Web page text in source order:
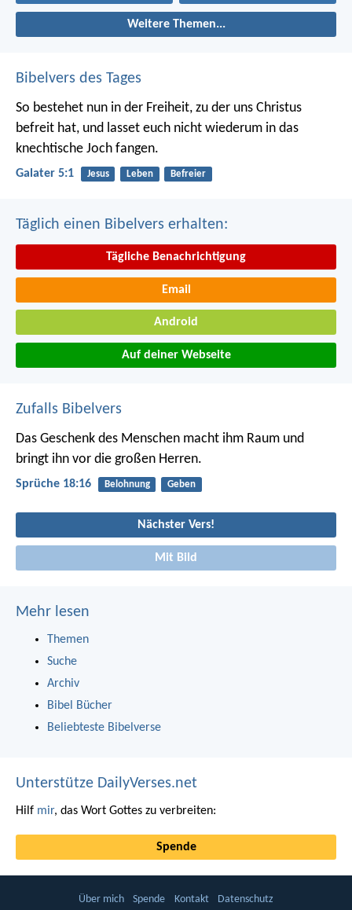
Weitere Themen...
Bibelvers des Tages
So bestehet nun in der Freiheit, zu der uns Christus
befreit hat, und lasset euch nicht wiederum in das
knechtische Joch fangen.
Galater 5:1 Jesus Leben Befreier
Täglich einen Bibelvers erhalten:
Tägliche Benachrichtigung
Email
Android
Auf deiner Webseite
Zufalls Bibelvers
Das Geschenk des Menschen macht ihm Raum und
bringt ihn vor die großen Herren.
Sprüche 18:16 Belohnung Geben
Nächster Vers!
Mit Bild
Mehr lesen
Themen
Suche
Archiv
Bibel Bücher
Beliebteste Bibelverse
Unterstütze DailyVerses.net
Hilf mir, das Wort Gottes zu verbreiten:
Spende
Über mich Spende Kontakt Datenschutz